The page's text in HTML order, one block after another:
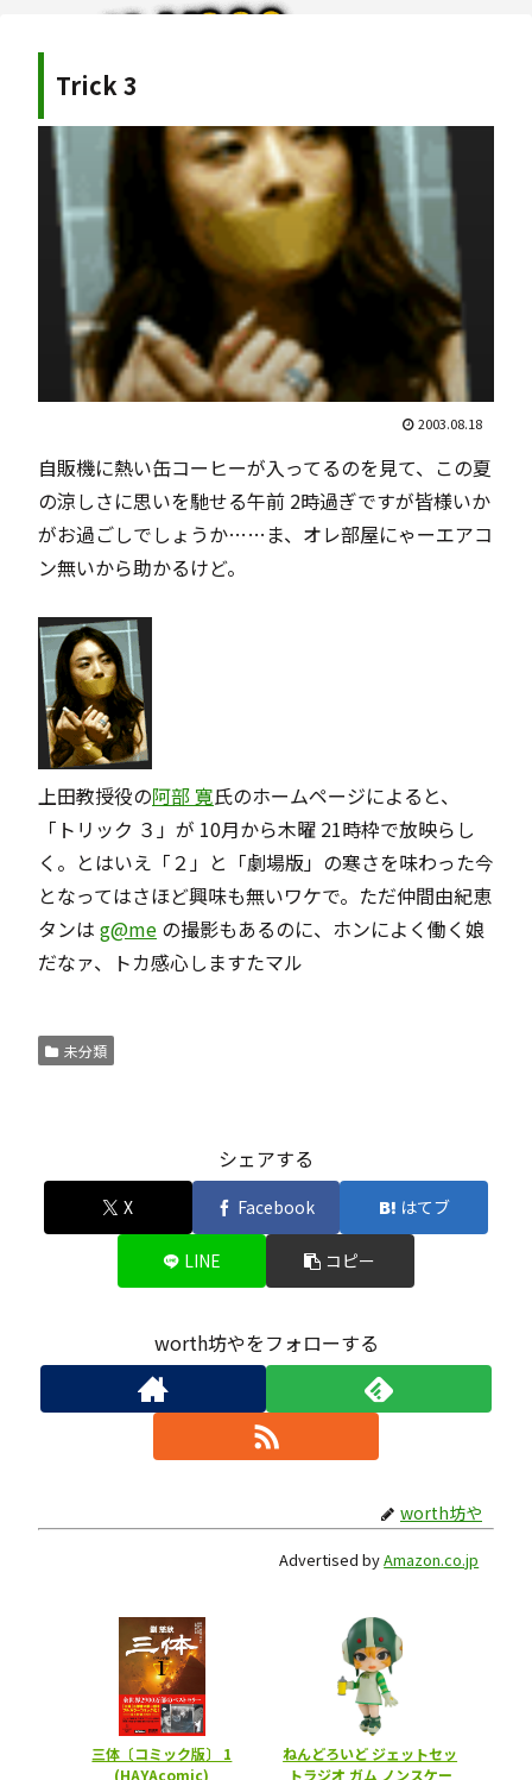
Trick 3
2003.08.18
自販機に熱い缶コーヒーが入ってるのを見て、この夏
の涼しさに思いを馳せる午前 2時過ぎですが皆様いか
がお過ごしでしょうか……ま、オレ部屋にゃーエアコ
ン無いから助かるけど。
上田教授役の阿部 寛氏のホームページによると、
「 トリック ３ 」が 10月から木曜 21時枠で放映らし
く。とはいえ「２」と「劇場版」の寒さを味わった今
となってはさほど興味も無いワケで。ただ仲間由紀恵
タンは g@me の撮影もあるのに、ホンによく働く娘
だなァ、トカ感心しますたマル
未分類
シェアする
X Facebook はてブ
LINE コピー
worth坊やをフォローする
worth坊や
Advertised byAmazon.co.jp